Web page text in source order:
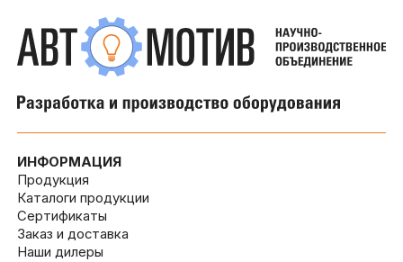
ИНФОРМАЦИЯ
Продукция
Каталоги продукции
Сертификаты
Заказ и доставка
Наши дилеры